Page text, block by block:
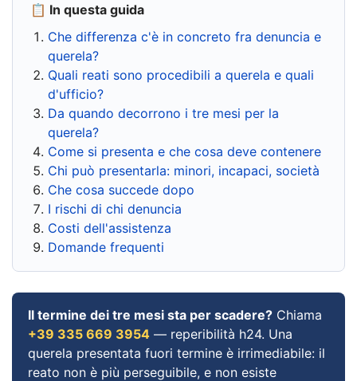
📋 In questa guida
Che differenza c'è in concreto fra denuncia e
querela?
Quali reati sono procedibili a querela e quali
d'ufficio?
Da quando decorrono i tre mesi per la
querela?
Come si presenta e che cosa deve contenere
Chi può presentarla: minori, incapaci, società
Che cosa succede dopo
I rischi di chi denuncia
Costi dell'assistenza
Domande frequenti
Il termine dei tre mesi sta per scadere? Chiama
+39 335 669 3954 — reperibilità h24. Una
querela presentata fuori termine è irrimediabile: il
reato non è più perseguibile, e non esiste